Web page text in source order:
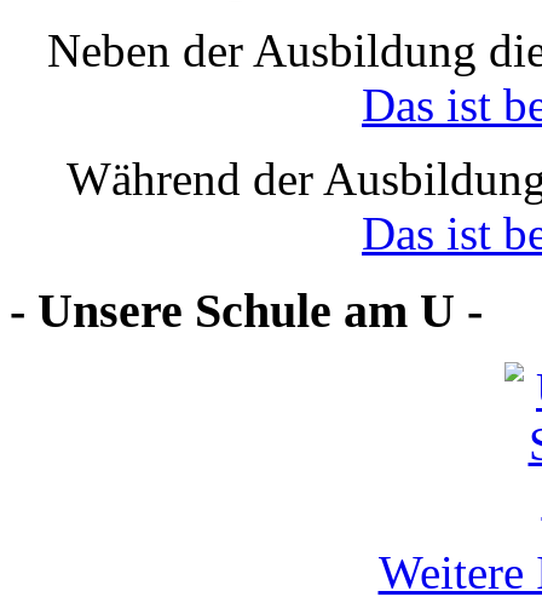
Neben der Ausbildung
Das ist
Während der
Das ist
- Unsere Schule am U -
Weitere